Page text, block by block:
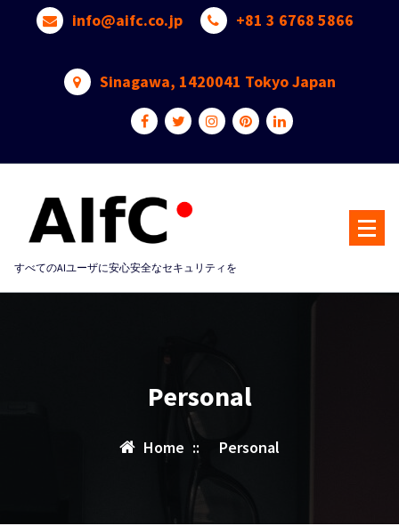
info@aifc.co.jp +81 3 6768 5866
Sinagawa, 1420041 Tokyo Japan
すべてのAIユーザに安心安全なセキュリティを
Personal
Home :: Personal